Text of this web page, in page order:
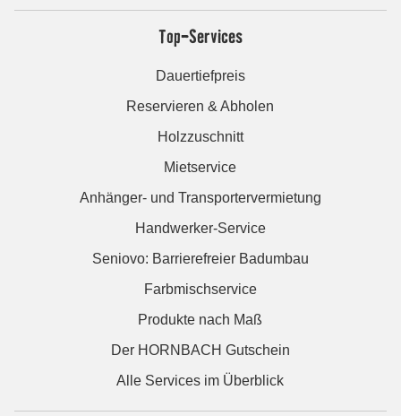
Top-Services
Dauertiefpreis
Reservieren & Abholen
Holzzuschnitt
Mietservice
Anhänger- und Transportervermietung
Handwerker-Service
Seniovo: Barrierefreier Badumbau
Farbmischservice
Produkte nach Maß
Der HORNBACH Gutschein
Alle Services im Überblick